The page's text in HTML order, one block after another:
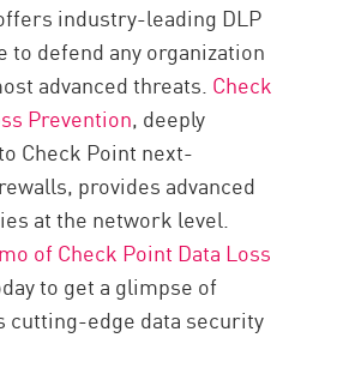
industry-leading DLP
to defend any organization
advanced threats. Check
Prevention, deeply
Check Point next-
provides advanced
at the network level.
of Check Point Data Loss
to get a glimpse of
cutting-edge data security